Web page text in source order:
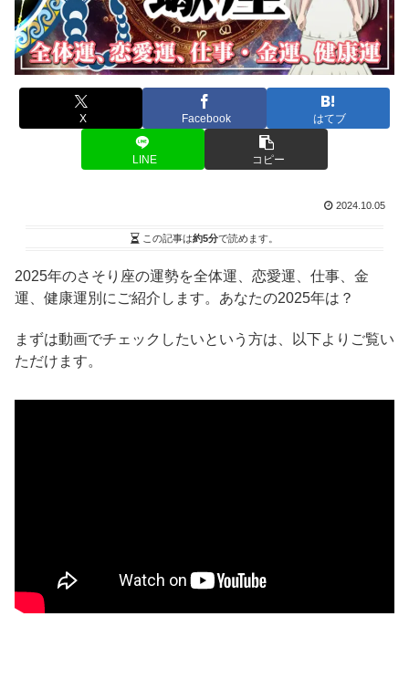
X Facebook はてブ
LINE コピー
2024.10.05
この記事は約5分で読めます。
2025年のさそり座の運勢を全体運、恋愛運、仕事、金
運、健康運別にご紹介します。あなたの2025年は？
まずは動画でチェックしたいという方は、以下よりご覧い
ただけます。